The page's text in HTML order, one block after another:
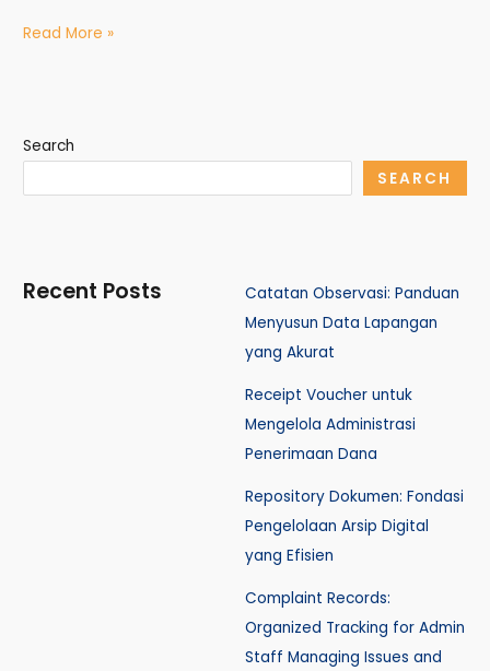
Read More »
Search
SEARCH
Recent Posts
Catatan Observasi: Panduan
Menyusun Data Lapangan
yang Akurat
Receipt Voucher untuk
Mengelola Administrasi
Penerimaan Dana
Repository Dokumen: Fondasi
Pengelolaan Arsip Digital
yang Efisien
Complaint Records:
Organized Tracking for Admin
Staff Managing Issues and